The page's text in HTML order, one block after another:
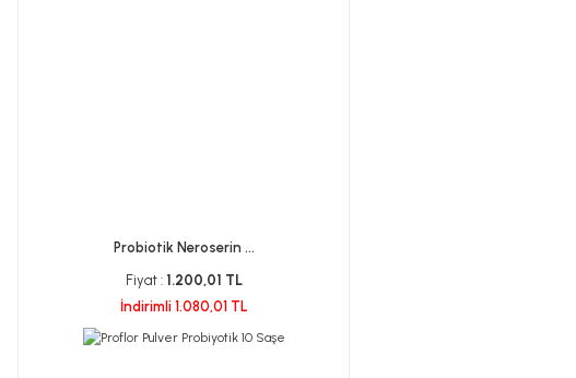
Probiotik Neroserin ...
Fiyat : 1.200,01 TL
İndirimli 1.080,01 TL